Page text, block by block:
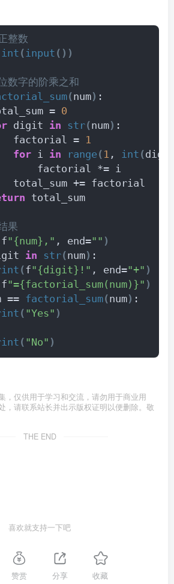
整数
int (input ())
数字的阶乘之和
(num) :
=
0
digit in str(num) :
factorial =
1
for i in range( 1 , int (
factorial *= i
total_sum += factorial
total_sum
果
f"{num}," , end="" )
in str(num) :
(f"{digit}!" , end="+" )
f"={factorial_sum(num)}" )
== factorial_sum(num) :
( "Yes" )
( "No" )
，仅供用于学习和交流，请勿用于商业用
，请联系站长并出示版权证明以便删除。敬
THE END
喜欢就支持一下吧
赞赏 分享 收藏